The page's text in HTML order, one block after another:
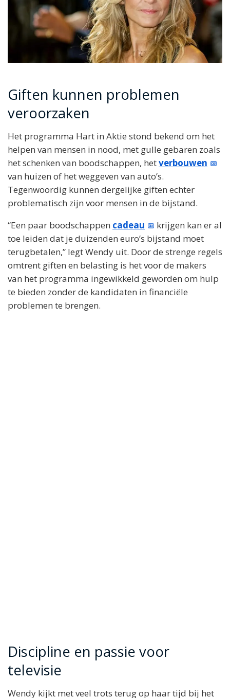
Giften kunnen problemen
veroorzaken
Het programma Hart in Aktie stond bekend om het
helpen van mensen in nood, met gulle gebaren zoals
het schenken van boodschappen, hetverbouwen
van huizen of het weggeven van auto’s.
Tegenwoordig kunnen dergelijke giften echter
problematisch zijn voor mensen in de bijstand.
“Een paar boodschappen cadeau
krijgen kan er al
toe leiden dat je duizenden euro’s bijstand moet
terugbetalen,” legt Wendy uit. Door de strenge regels
omtrent giften en belasting is het voor de makers
van het programma ingewikkeld geworden om hulp
te bieden zonder de kandidaten in financiële
problemen te brengen.
Discipline en passie voor
televisie
Wendy kijkt met veel trots terug op haar tijd bij het